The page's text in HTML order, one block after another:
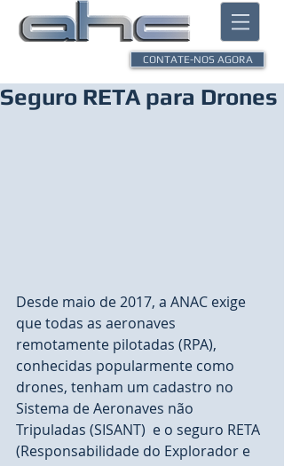
CONTATE-NOS AGORA
Seguro RETA para Drones
Desde maio de 2017, a ANAC exige
que todas as aeronaves
remotamente pilotadas (RPA),
conhecidas popularmente como
drones, tenham um cadastro no
Sistema de Aeronaves não
Tripuladas (SISANT)  e o seguro RETA
(Responsabilidade do Explorador e